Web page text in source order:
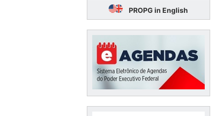
PROPG in English